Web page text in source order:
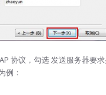
协议，勾选 发送服务器要
例：